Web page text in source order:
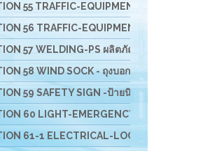
55 TRAFFIC-EQUIPMENT - อุปกรณ์งานจ
56 TRAFFIC-EQUIPMENT
57 WELDING-PS ผลิตภัณฑ์
58 WIND SOCK - ถุงบอกทิศทางลม
59 SAFETY SIGN -ป้ายนิรภัย-เครื่องพิมม์
60 LIGHT-EMERGENCY-ไฟฉุกเฉินนิรภั
61-1 ELECTRICAL-LOCKOUT